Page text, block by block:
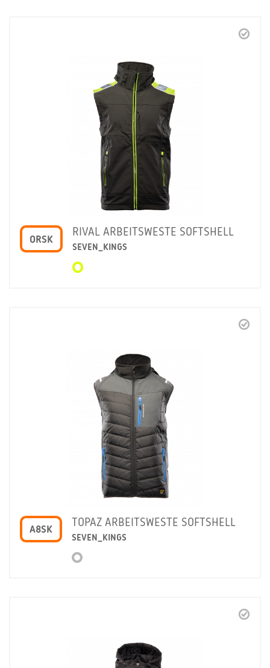
ORSK
RIVAL ARBEITSWESTE SOFTSHELL
SEVEN_KINGS
A8SK
TOPAZ ARBEITSWESTE SOFTSHELL
SEVEN_KINGS